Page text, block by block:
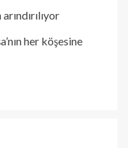
her köşesine